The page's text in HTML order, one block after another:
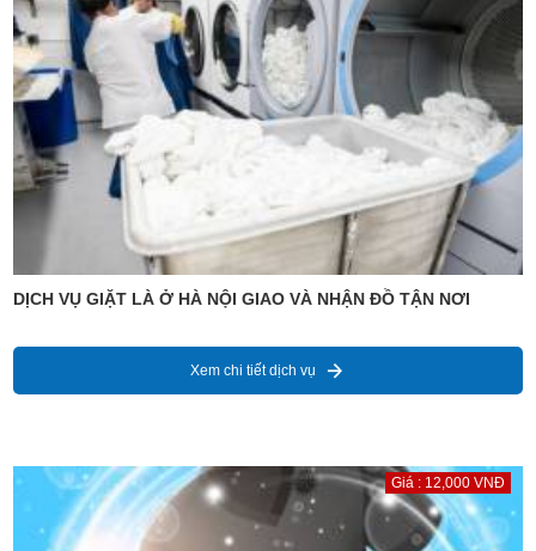
DỊCH VỤ GIẶT LÀ Ở HÀ NỘI GIAO VÀ NHẬN ĐỒ TẬN NƠI
Xem chi tiết dịch vụ
Giá : 12,000 VNĐ